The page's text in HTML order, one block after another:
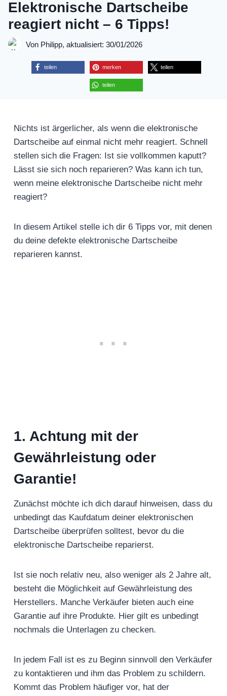
Elektronische Dartscheibe
reagiert nicht – 6 Tipps!
Von Philipp, aktualisiert: 30/01/2026
teilen merken teilen
teilen
Nichts ist ärgerlicher, als wenn die elektronische
Dartscheibe auf einmal nicht mehr reagiert. Schnell
stellen sich die Fragen: Ist sie vollkommen kaputt?
Lässt sie sich noch reparieren? Was kann ich tun,
wenn meine elektronische Dartscheibe nicht mehr
reagiert?
In diesem Artikel stelle ich dir 6 Tipps vor, mit denen
du deine defekte elektronische Dartscheibe
reparieren kannst.
1. Achtung mit der
Gewährleistung oder
Garantie!
Zunächst möchte ich dich darauf hinweisen, dass du
unbedingt das Kaufdatum deiner elektronischen
Dartscheibe überprüfen solltest, bevor du die
elektronische Dartscheibe reparierst.
Ist sie noch relativ neu, also weniger als 2 Jahre alt,
besteht die Möglichkeit auf Gewährleistung des
Herstellers. Manche Verkäufer bieten auch eine
Garantie auf ihre Produkte. Hier gilt es unbedingt
nochmals die Unterlagen zu checken.
In jedem Fall ist es zu Beginn sinnvoll den Verkäufer
zu kontaktieren und ihm das Problem zu schildern.
Kommt das Problem häufiger vor, hat der